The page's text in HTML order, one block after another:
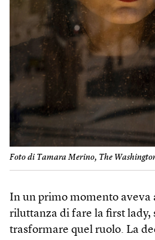
Foto di Tamara Merino, The
In un primo momento aveva
riluttanza di fare la first lady,
trasformare quel ruolo. La